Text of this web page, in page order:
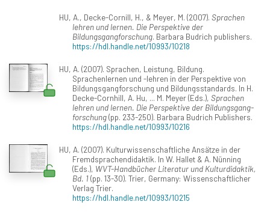
HU, A., Decke-Cornill, H., & Meyer, M. (2007). Sprachen
lehren und lernen. Die Perspektive der
Bildungsgangforschung. Barbara Budrich publishers.
https://hdl.handle.net/10993/10218
HU, A. (2007). Sprachen, Leistung, Bildung.
Sprachenlernen und -lehren in der Perspektive von
Bildungsgangforschung und Bildungsstandards. In H.
Decke-Cornhill, A. Hu, ... M. Meyer (Eds.), Sprachen
lehren und lernen. Die Perspektive der Bildungsgang-
forschung(pp. 233-250). Barbara Budrich Publishers.
https://hdl.handle.net/10993/10216
HU, A. (2007). Kulturwissenschaftliche Ansätze in der
Fremdsprachendidaktik. In W. Hallet & A. Nünning
(Eds.), WVT-Handbücher Literatur und Kulturdidaktik,
Bd. 1(pp. 13-30). Trier, Germany: Wissenschaftlicher
Verlag Trier.
https://hdl.handle.net/10993/10215